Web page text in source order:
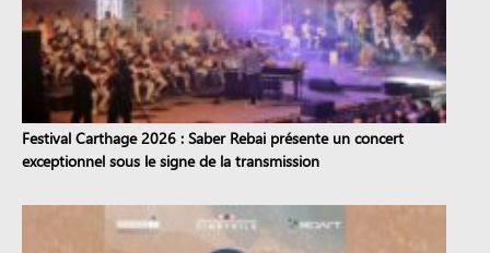
Festival Carthage 2026 : Saber Rebai présente un concert
exceptionnel sous le signe de la transmission